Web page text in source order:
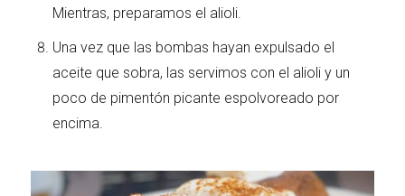
Mientras, preparamos el alioli.
Una vez que las bombas hayan expulsado el
aceite que sobra, las servimos con el alioli y un
poco de pimentón picante espolvoreado por
encima.